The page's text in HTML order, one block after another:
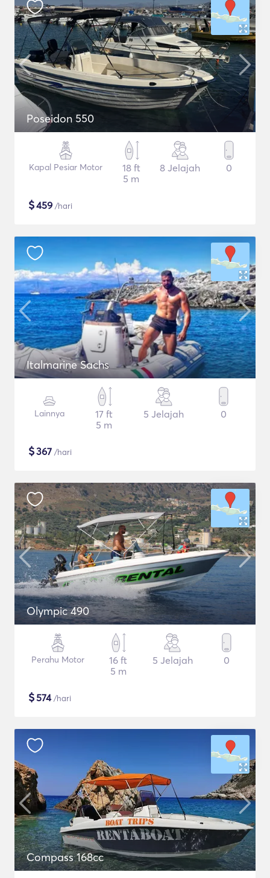
Poseidon 550
Kapal Pesiar Motor
18 ft
5 m
8 Jelajah 0
$459 /hari
Italmarine Sachs
Lainnya
17 ft
5 m
5 Jelajah 0
$367 /hari
Olympic 490
Perahu Motor
16 ft
5 m
5 Jelajah 0
$574/hari
Compass 168cc